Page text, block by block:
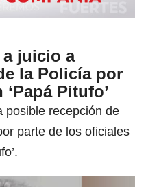
juicio a
la Policía por
Pitufo’
posible recepción de
parte de los oficiales